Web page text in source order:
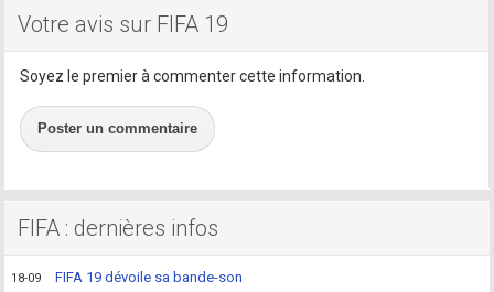
Votre avis sur FIFA 19
Soyez le premier à commenter cette information.
Poster un commentaire
FIFA : dernières infos
18-09 FIFA 19 dévoile sa bande-son